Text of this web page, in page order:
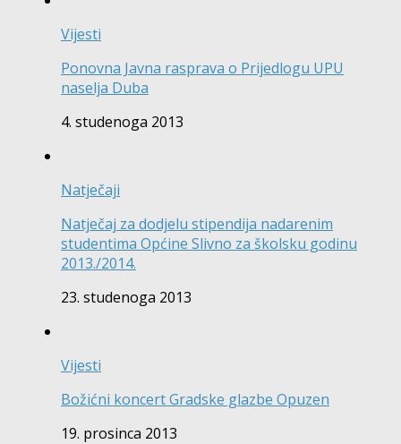
Vijesti
Ponovna Javna rasprava o Prijedlogu UPU
naselja Duba
4. studenoga 2013
Natječaji
Natječaj za dodjelu stipendija nadarenim
studentima Općine Slivno za školsku godinu
2013./2014.
23. studenoga 2013
Vijesti
Božićni koncert Gradske glazbe Opuzen
19. prosinca 2013